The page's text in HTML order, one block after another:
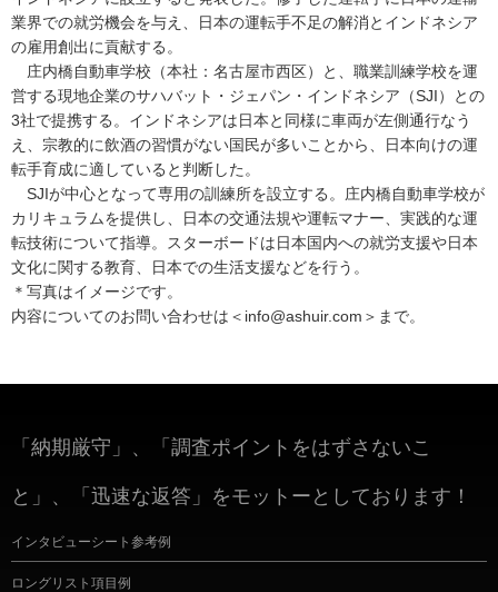
業界での就労機会を与え、日本の運転手不足の解消とインドネシア
の雇用創出に貢献する。
庄内橋自動車学校（本社：名古屋市西区）と、職業訓練学校を運
営する現地企業のサハバット・ジェパン・インドネシア（SJI）との
3社で提携する。インドネシアは日本と同様に車両が左側通行なう
え、宗教的に飲酒の習慣がない国民が多いことから、日本向けの運
転手育成に適していると判断した。
SJIが中心となって専用の訓練所を設立する。庄内橋自動車学校が
カリキュラムを提供し、日本の交通法規や運転マナー、実践的な運
転技術について指導。スターボードは日本国内への就労支援や日本
文化に関する教育、日本での生活支援などを行う。
＊写真はイメージです。
内容についてのお問い合わせは＜info@ashuir.com＞まで。
「納期厳守」、「調査ポイントをはずさないこ
と」、「迅速な返答」をモットーとしております！
インタビューシート参考例
ロングリスト項目例